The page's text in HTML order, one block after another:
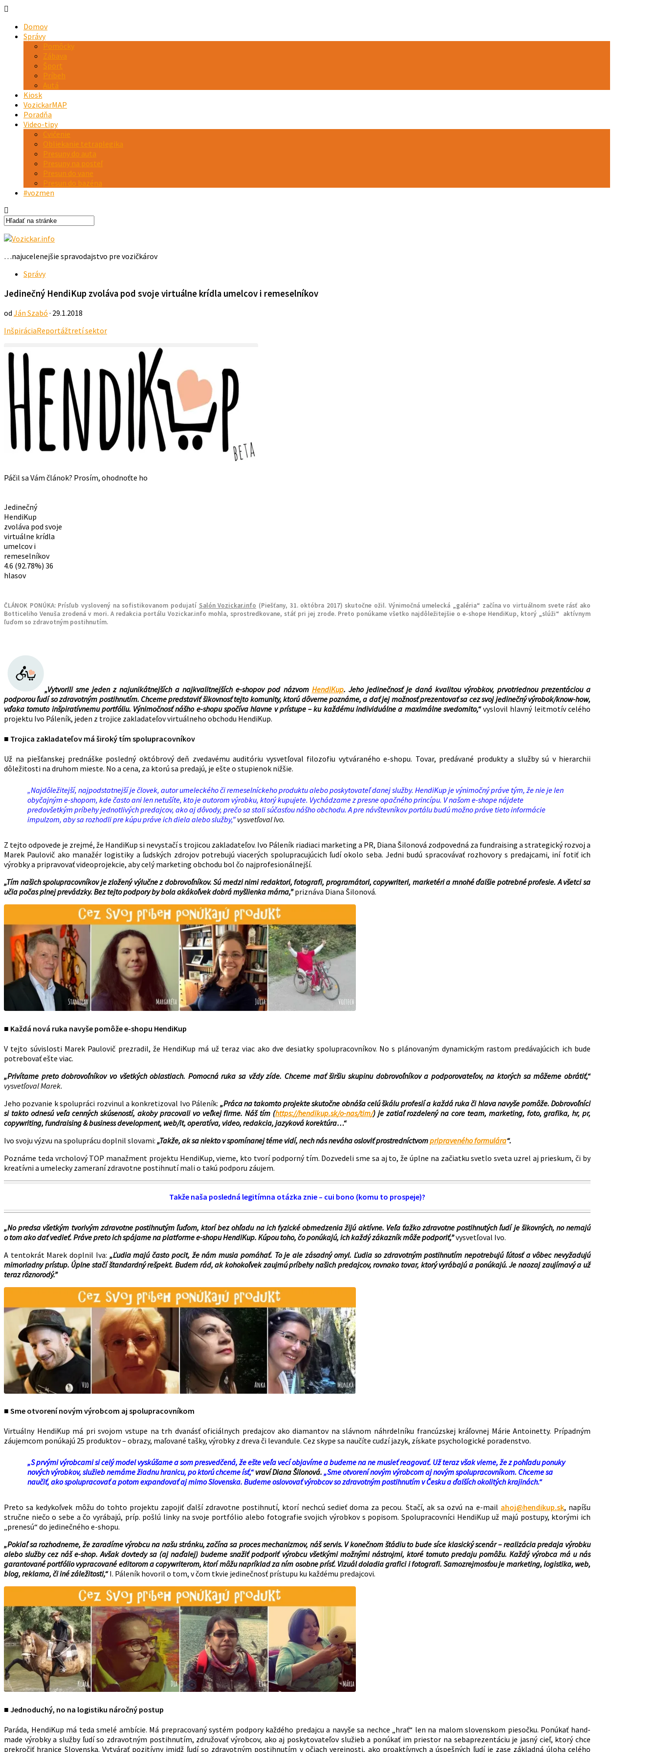
Domov
Správy
Pomôcky
Zábava
Šport
Príbeh
Autá
Kiosk
VozickarMAP
Poradňa
Video-tipy
Cvičenie
Obliekanie tetraplegika
Presuny do auta
Presuny na posteľ
Presun do vane
Presun do bazéna
#vozmen
…najucelenejšie spravodajstvo pre vozičkárov
Správy
Jedinečný HendiKup zvoláva pod svoje virtuálne krídla umelcov i remeselníkov
od Ján Szabó · 29.1.2018
InšpiráciaReportážtretí sektor
Páčil sa Vám článok? Prosím, ohodnoťte ho
Jedinečný
HendiKup
zvoláva pod svoje
virtuálne krídla
umelcov i
remeselníkov
4.6 (92.78%) 36
hlasov
ČLÁNOK PONÚKA:Prísľub vyslovený na sofistikovanom podujatí Salón Vozickar.info (Piešťany, 31. októbra 2017) skutočne ožil. Výnimočná umelecká „galéria“ začína vo virtuálnom svete rásť ako
Botticeliho Venuša zrodená v mori. A redakcia portálu Vozickar.info mohla, sprostredkovane, stáť pri jej zrode. Preto ponúkame všetko najdôležitejšie o e-shope HendiKup, ktorý „slúži“ aktívnym
ľuďom so zdravotným postihnutím.
„Vytvorili sme jeden z najunikátnejších a najkvalitnejších e-shopov pod názvom HendiKup. Jeho jedinečnosť je daná kvalitou výrobkov, prvotriednou prezentáciou a
podporou ľudí so zdravotným postihnutím. Chceme predstaviť šikovnosť tejto komunity, ktorú dôverne poznáme, a dať jej možnosť prezentovať sa cez svoj jedinečný výrobok/know-how,
vďaka tomuto inšpiratívnemu portfóliu. Výnimočnosť nášho e-shopu spočíva hlavne v prístupe – ku každému individuálne a maximálne svedomito,“vyslovil hlavný leitmotív celého
projektu Ivo Páleník, jeden z trojice zakladateľov virtuálneho obchodu HendiKup.
■ Trojica zakladateľov má široký tím spolupracovníkov
Už na piešťanskej prednáške posledný októbrový deň zvedavému auditóriu vysvetľoval filozofiu vytváraného e-shopu. Tovar, predávané produkty a služby sú v hierarchii
dôležitosti na druhom mieste. No a cena, za ktorú sa predajú, je ešte o stupienok nižšie.
„Najdôležitejší, najpodstatnejší je človek, autor umeleckého či remeselníckeho produktu alebo poskytovateľ danej služby. HendiKup je výnimočný práve tým, že nie je len
obyčajným e-shopom, kde často ani len netušíte, kto je autorom výrobku, ktorý kupujete. Vychádzame z presne opačného princípu. V našom e-shope nájdete
predovšetkým príbehy jednotlivých predajcov, ako aj dôvody, prečo sa stali súčasťou nášho obchodu. A pre návštevníkov portálu budú možno práve tieto informácie
impulzom, aby sa rozhodli pre kúpu práve ich diela alebo služby,” vysvetľoval Ivo.
Z tejto odpovede je zrejmé, že HandiKup si nevystačí s trojicou zakladateľov. Ivo Páleník riadiaci marketing a PR, Diana Šilonová zodpovedná za fundraising a strategický rozvoj a
Marek Paulovič ako manažér logistiky a ľudských zdrojov potrebujú viacerých spolupracujúcich ľudí okolo seba. Jedni budú spracovávať rozhovory s predajcami, iní fotiť ich
výrobky a pripravovať videoprojekcie, aby celý marketing obchodu bol čo najprofesionálnejší.
„Tím našich spolupracovníkov je zložený výlučne z dobrovoľníkov. Sú medzi nimi redaktori, fotografi, programátori, copywriteri, marketéri a mnohé ďalšie potrebné profesie. A všetci sa
učia počas plnej prevádzky. Bez tejto podpory by bola akákoľvek dobrá myšlienka márna,”priznáva Diana Šilonová.
■ Každá nová ruka navyše pomôže e-shopu HendiKup
V tejto súvislosti Marek Paulovič prezradil, že HendiKup má už teraz viac ako dve desiatky spolupracovníkov. No s plánovaným dynamickým rastom predávajúcich ich bude
potrebovať ešte viac.
„Privítame preto dobrovoľníkov vo všetkých oblastiach. Pomocná ruka sa vždy zíde. Chceme mať širšiu skupinu dobrovoľníkov a podporovateľov, na ktorých sa môžeme obrátiť,“
vysvetľoval Marek.
Jeho pozvanie k spolupráci rozvinul a konkretizoval Ivo Páleník: „Práca na takomto projekte skutočne obnáša celú škálu profesií a každá ruka či hlava navyše pomôže. Dobrovoľníci
si takto odnesú veľa cenných skúseností, akoby pracovali vo veľkej firme. Náš tím (https://hendikup.sk/o-nas/tim/) je zatiaľ rozdelený na core team, marketing, foto, grafika, hr, pr,
copywriting, fundraising & business development, web/it, operatíva, video, redakcia, jazyková korektúra…“
Ivo svoju výzvu na spoluprácu doplnil slovami: „Takže, ak sa niekto v spomínanej téme vidí, nech nás neváha osloviť prostredníctvompripraveného formulára“.
Poznáme teda vrcholový TOP manažment projektu HendiKup, vieme, kto tvorí podporný tím. Dozvedeli sme sa aj to, že úplne na začiatku svetlo sveta uzrel aj prieskum, či by
kreatívni a umelecky zameraní zdravotne postihnutí mali o takú podporu záujem.
Takže naša posledná legitímna otázka znie – cui bono (komu to prospeje)?
„No predsa všetkým tvorivým zdravotne postihnutým ľuďom, ktorí bez ohľadu na ich fyzické obmedzenia žijú aktívne. Veľa ťažko zdravotne postihnutých ľudí je šikovných, no nemajú
o tom ako dať vedieť. Práve preto ich spájame na platforme e-shopu HendiKup. Kúpou toho, čo ponúkajú, ich každý zákazník môže podporiť,”vysvetľoval Ivo.
A tentokrát Marek doplnil Iva: „Ľudia majú často pocit, že nám musia pomáhať. To je ale zásadný omyl. Ľudia so zdravotným postihnutím nepotrebujú ľútosť a vôbec nevyžadujú
mimoriadny prístup. Úplne stačí štandardný rešpekt. Budem rád, ak kohokoľvek zaujmú príbehy našich predajcov, rovnako tovar, ktorý vyrábajú a ponúkajú. Je naozaj zaujímavý a už
teraz rôznorodý.”
■ Sme otvorení novým výrobcom aj spolupracovníkom
Virtuálny HendiKup má pri svojom vstupe na trh dvanásť oficiálnych predajcov ako diamantov na slávnom náhrdelníku francúzskej kráľovnej Márie Antoinetty. Prípadným
záujemcom ponúkajú 25 produktov – obrazy, maľované tašky, výrobky z dreva či levandule. Cez skype sa naučíte cudzí jazyk, získate psychologické poradenstvo.
„S prvými výrobcami si celý model vyskúšame a som presvedčená, že ešte veľa vecí objavíme a budeme na ne musieť reagovať. Už teraz však vieme, že z pohľadu ponuky
nových výrobkov, služieb nemáme žiadnu hranicu, po ktorú chceme ísť,“vraví Diana Šilonová. „Sme otvorení novým výrobcom aj novým spolupracovníkom. Chceme sa
naučiť, ako spolupracovať a potom expandovať aj mimo Slovenska. Budeme oslovovať výrobcov so zdravotným postihnutím v Česku a ďalších okolitých krajinách.“
Preto sa kedykoľvek môžu do tohto projektu zapojiť ďalší zdravotne postihnutí, ktorí nechcú sedieť doma za pecou. Stačí, ak sa ozvú na e-mail ahoj@hendikup.sk, napíšu
stručne niečo o sebe a čo vyrábajú, príp. pošlú linky na svoje portfólio alebo fotografie svojich výrobkov s popisom. Spolupracovníci HendiKup už majú postupy, ktorými ich
„prenesú“ do jedinečného e-shopu.
„Pokiaľ sa rozhodneme, že zaradíme výrobcu na našu stránku, začína sa proces mechanizmov, náš servis. V konečnom štádiu to bude síce klasický scenár – realizácia predaja výrobku
alebo služby cez náš e-shop. Avšak dovtedy sa (aj naďalej) budeme snažiť podporiť výrobcu všetkými možnými nástrojmi, ktoré tomuto predaju pomôžu. Každý výrobca má u nás
garantované portfólio vypracované editorom a copywriterom, ktorí môžu napríklad za ním osobne prísť. Vizuál doladia grafici i fotografi. Samozrejmosťou je marketing, logistika, web,
blog, reklama, či iné záležitosti,“I. Páleník hovoril o tom, v čom tkvie jedinečnosť prístupu ku každému predajcovi.
■ Jednoduchý, no na logistiku náročný postup
Paráda, HendiKup má teda smelé ambície. Má prepracovaný systém podpory každého predajcu a navyše sa nechce „hrať“ len na malom slovenskom piesočku. Ponúkať hand-
made výrobky a služby ľudí so zdravotným postihnutím, združovať výrobcov, ako aj poskytovateľov služieb a ponúkať im priestor na sebaprezentáciu je jasný cieľ, ktorý chce
prekročiť hranice Slovenska. Vytvárať pozitívny imidž ľudí so zdravotným postihnutím v očiach verejnosti, ako proaktívnych a úspešných ľudí je zase základná úloha celého